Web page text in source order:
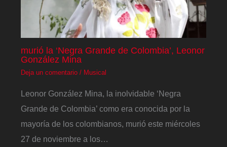
murió la ‘Negra Grande de Colombia’, Leonor
González Mina
Deja un comentario / Musical
Leonor González Mina, la inolvidable ‘Negra
Grande de Colombia’ como era conocida por la
mayoría de los colombianos, murió este miércoles
27 de noviembre a los…